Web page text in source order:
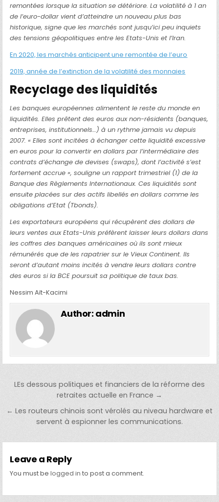
remontées lorsque la situation se détériore. La volatilité à 1 an
de l’euro-dollar vient d’atteindre un nouveau plus bas
historique, signe que les marchés sont jusqu’ici peu inquiets
des tensions géopolitiques entre les Etats-Unis et l’Iran.
En 2020, les marchés anticipent une remontée de l’euro
2019, année de l’extinction de la volatilité des monnaies
Recyclage des liquidités
Les banques européennes alimentent le reste du monde en
liquidités. Elles prêtent des euros aux non-résidents (banques,
entreprises, institutionnels…) à un rythme jamais vu depuis
2007. « Elles sont incitées à échanger cette liquidité excessive
en euros pour la convertir en dollars par l’intermédiaire des
contrats d’échange de devises (swaps), dont l’activité s’est
fortement accrue », souligne un rapport trimestriel (1) de la
Banque des Règlements Internationaux. Ces liquidités sont
ensuite placées sur des actifs libellés en dollars comme les
obligations d’Etat (Tbonds).
Les exportateurs européens qui récupèrent des dollars de
leurs ventes aux Etats-Unis préfèrent laisser leurs dollars dans
les coffres des banques américaines où ils sont mieux
rémunérés que de les rapatrier sur le Vieux Continent. Ils
seront d’autant moins incités à vendre leurs dollars contre
des euros si la BCE poursuit sa politique de taux bas.
Nessim Aït-Kacimi
Author: admin
Post navigation
LEs dessous politiques et financiers de la réforme des
retraites actuelle en France →
← Les routeurs chinois sont vérolés au niveau hardware et
servent à espionner les communications.
Leave a Reply
You must belogged in to post a comment.